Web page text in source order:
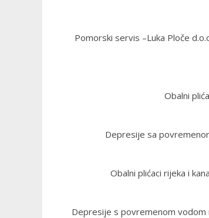
Pomorski servis –Luka Ploče
Obalni
Depresije sa
Obalni plićaci rijeka i
Depresije s povremenom vodom